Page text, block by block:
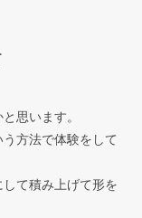
思います。
方法で体験をして
て積み上げて形を